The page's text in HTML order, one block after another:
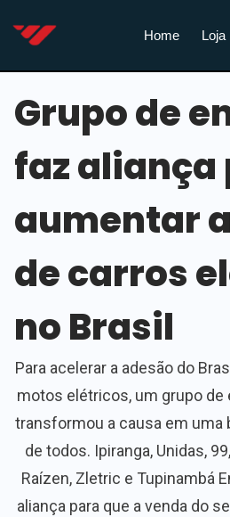
Home Loja
Grupo de
faz aliança
aumentar
de carros
no Brasil
Para acelerar a adesão do
motos elétricos, um grupo de
transformou a causa em uma
de todos. Ipiranga, Unidas,
Raízen, Zletric e Tupinambá
aliança para que a venda do